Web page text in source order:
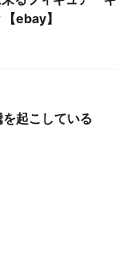
ebay】
起こしている